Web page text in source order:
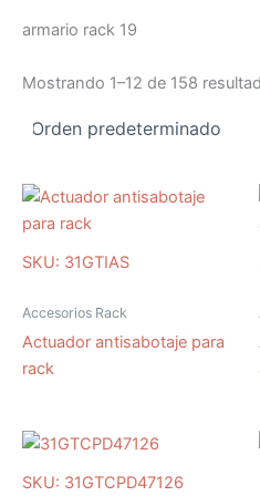
armario rack 19
Mostrando 1–12 de 158
SKU: 31GTIAS
Accesorios Rack
Actuador antisabotaje para
rack
SKU: 31GTCPD47126